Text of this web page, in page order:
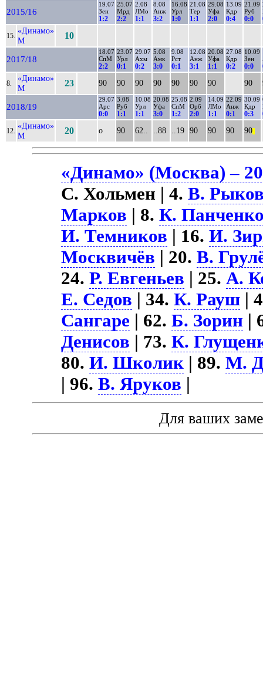
2015/16
19.07
Зен
1:2
25.07
Мрд
2:2
2.08
ЛМо
1:1
8.08
Анж
3:2
16.08
Урл
1:0
21.08
Тер
1:1
29.08
Уфа
2:0
13.09
Кдр
0:4
21.09
Руб
0:0
15.
«Динамо»
М
10
2017/18
18.07
СпМ
2:2
23.07
Урл
0:1
29.07
Ахм
0:2
5.08
Амк
3:0
9.08
Рст
0:1
12.08
Анж
3:1
20.08
Уфа
1:1
27.08
Кдр
0:2
10.09
Зен
0:0
8.
«Динамо»
М
23 90 90 90 90 90 90 90 90
2018/19
29.07
Арс
0:0
3.08
Руб
1:1
10.08
Урл
1:1
20.08
Уфа
3:0
25.08
СпМ
1:2
2.09
Орб
2:0
14.09
ЛМо
1:1
22.09
Анж
0:1
30.09
Кдр
0:3
12.
«Динамо»
М
20 о 90 62.. ..88 ..19 90 90 90 90
«Динамо» (Москва) –
С. Хольмен | 4.В.
Марков | 8.К.
И. Темников | 16.И.
Москвичёв | 20.В.
24.Р. Евгеньев | 25.А.
Е. Седов | 34.К. Рауш |
Сангаре | 62.Б. Зорин |
Денисов | 73.К.
80.И. Школик | 89.М.
| 96.В. Яруков |
Для ваших